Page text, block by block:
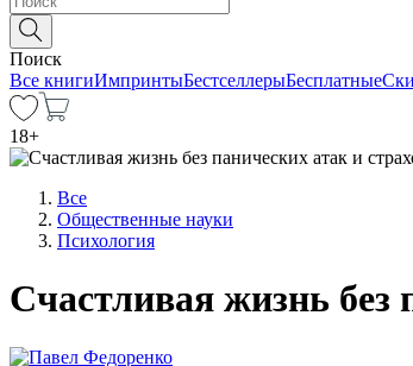
Поиск
Все книгиИмпринтыБестселлерыБесплатные
18+
Все
Общественные науки
Психология
Счастливая жизнь без